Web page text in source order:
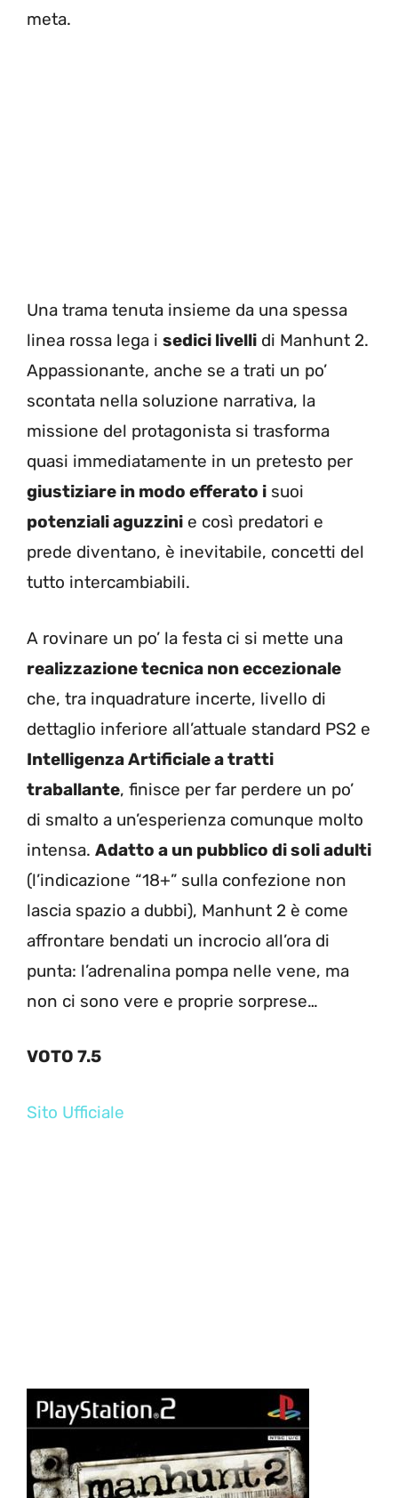
meta.
Una trama tenuta insieme da una spessa
linea rossa lega i sedici livelli di Manhunt 2.
Appassionante, anche se a trati un po’
scontata nella soluzione narrativa, la
missione del protagonista si trasforma
quasi immediatamente in un pretesto per
giustiziare in modo efferato i suoi
potenziali aguzzini e così predatori e
prede diventano, è inevitabile, concetti del
tutto intercambiabili.
A rovinare un po’ la festa ci si mette una
realizzazione tecnica non eccezionale
che, tra inquadrature incerte, livello di
dettaglio inferiore all’attuale standard PS2 e
Intelligenza Artificiale a tratti
traballante, finisce per far perdere un po’
di smalto a un’esperienza comunque molto
intensa. Adatto a un pubblico di soli adulti
(l’indicazione “18+” sulla confezione non
lascia spazio a dubbi), Manhunt 2 è come
affrontare bendati un incrocio all’ora di
punta: l’adrenalina pompa nelle vene, ma
non ci sono vere e proprie sorprese…
VOTO 7.5
Sito Ufficiale